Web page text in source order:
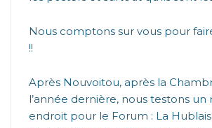
Nous comptons sur vous pour
!!
Après Nouvoitou, après la
l’année dernière, nous testons un
endroit pour le Forum : La Hublais